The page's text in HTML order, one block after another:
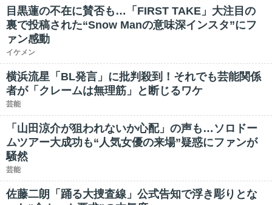
目黒蓮の不在に賛否も…「FIRST TAKE」大注目の
裏で投稿された“Snow Manの意味深インスタ”にフ
ァン感動
イケメン
横浜流星「BL発言」に批判殺到！それでも芸能関係
者が「クレームは無理筋」と断じるワケ
芸能
「山田涼介が狙われないか心配」の声も…ソロドー
ムツアー大成功も“人気女優の来場”疑惑にファンが
騒然
芸能
佐藤二朗「踊る大捜査線」公式告知で浮き彫りとな